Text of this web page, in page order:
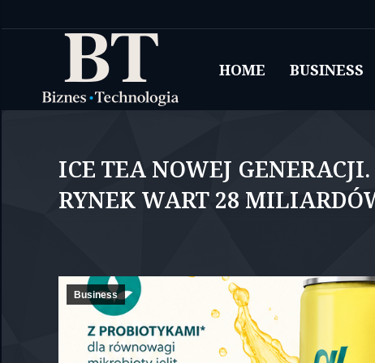
HOME BUSINESS
ICE TEA NOWEJ
RYNEK WART 28
Business